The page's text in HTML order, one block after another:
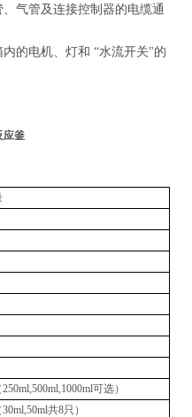
气管及连接控制器的电缆通
的电机、灯和 “水流开关"的
应釜
可选）
共8只）